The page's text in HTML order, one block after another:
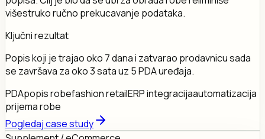
višestruko ručno prekucavanje podataka.
Ključni rezultat
Popis koji je trajao oko 7 dana i zatvarao prodavnicu sada
se završava za oko 3 sata uz 5 PDA uređaja.
PDApopis robefashion retailERP integracijaautomatizacija
prijema robe
Pogledaj case study